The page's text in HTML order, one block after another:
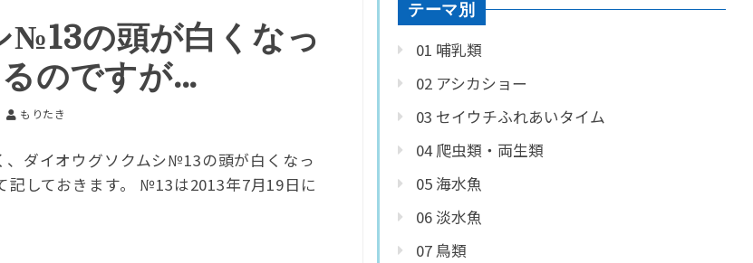
№13の頭が白くなっ
のですが…
もりたき
ダイオウグソクムシ№13の頭が白くなっ
しておきます。 №13は2013年7月19日に
テーマ別
01 哺乳類
02 アシカショー
03 セイウチふれあいタイム
04 爬虫類・両生類
05 海水魚
06 淡水魚
07 鳥類